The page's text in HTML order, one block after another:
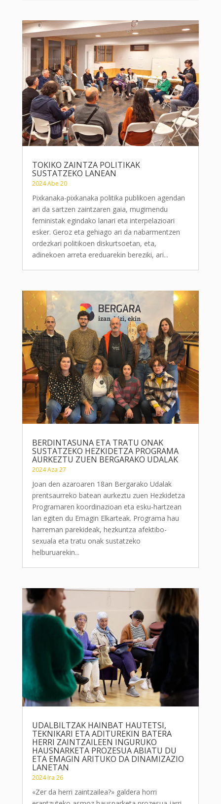
TOKIKO ZAINTZA POLITIKAK
SUSTATZEKO LANEAN
2024 Abe 20
Pixkanaka-pixkanaka politika publikoen agendan
ari da sartzen zaintzaren gaia, mugimendu
feministak egindako lanari eta interpelazioari
esker. Geroz eta gehiago ari da nabarmentzen
ordezkari politikoen diskurtsoetan, eta,
adinekoen arreta ereduarekin bereziki, ari...
BERDINTASUNA ETA TRATU ONAK
SUSTATZEKO HEZKIDETZA PROGRAMA
AURKEZTU ZUEN BERGARAKO UDALAK
2024 Aza 27
Joan den azaroaren 18an Bergarako Udalak
prentsaurreko batean aurkeztu zuen Hezkidetza
Programaren koordinazioan eta esku-hartzean
lan egiten du Emagin Elkarteak. Programa hau
harreman parekideak, hezkuntza afektibo-
sexuala eta tratu onak sustatzeko
helburuarekin...
UDALBILTZAK HAINBAT HAUTETSI,
TEKNIKARI ETA ADITUREKIN BATERA
HERRI ZAINTZAILEEN INGURUKO
HAUSNARKETA PROZESUA ABIATU DU
ETA EMAGIN ARITUKO DA DINAMIZAZIO
LANETAN
2024 Ira 26
«Zer da herri zaintzailea?» galdera horri